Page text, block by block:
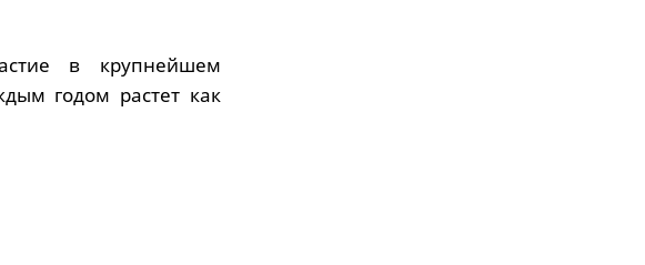
в крупнейшем
годом растет как